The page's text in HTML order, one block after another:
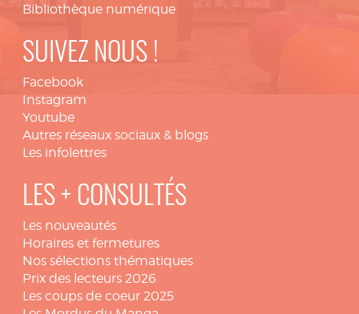
Bibliothèque numérique
SUIVEZ NOUS !
Facebook
Instagram
Youtube
Autres réseaux sociaux & blogs
Les infolettres
LES + CONSULTÉS
Les nouveautés
Horaires et fermetures
Nos sélections thématiques
Prix des lecteurs 2026
Les coups de coeur 2025